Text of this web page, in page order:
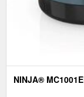
NINJA®